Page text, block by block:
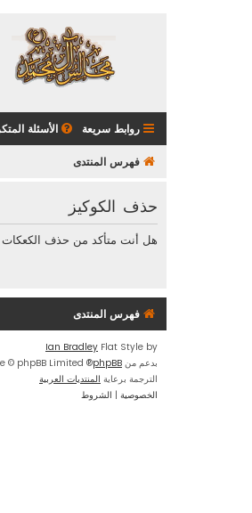
روابط سريعة الأسئلة
فهرس المنتدى
حذف الكوكيز
هل أنت متأكد من حذف الكعكات
فهرس المنتدى
Flat Style by
Ian Bradley
بدعم من phpBB
® Forum Software © phpBB Limited
الترجمة برعاية المنتديات العربية
الخصوصية | الشروط